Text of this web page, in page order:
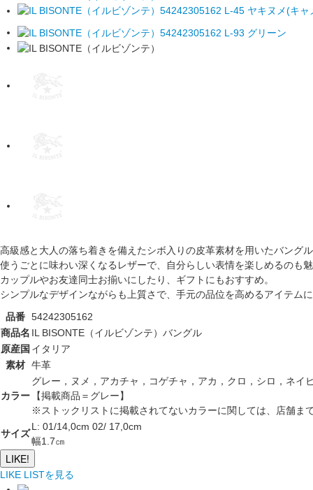
高級感と大人の落ち着きを備えたシボ入りの皮革素材を用いたバング
使うごとに味わい深くなるレザーで、自分らしい表情を楽しめるのも
カップルやお友達同士お揃いにしたり、ギフトにもおすすめ。
シンプルなデザインながらも上質さで、手元の品位を高めるアイテム
品番 54242305162
商品名 IL BISONTE（イルビゾンテ）バングル
原産国 イタリア
素材 牛革
カラー
グレー，ヌメ，アカチャ，コゲチャ，アカ，クロ，シロ，ネ
【掲載商品＝グレー】
※ストックリストに掲載されてないカラーに関しては、店舗ま
サイズ
L: 01/14,0cm 02/ 17,0cm
幅1.7㎝
LIKE!
LIKE LISTを見る